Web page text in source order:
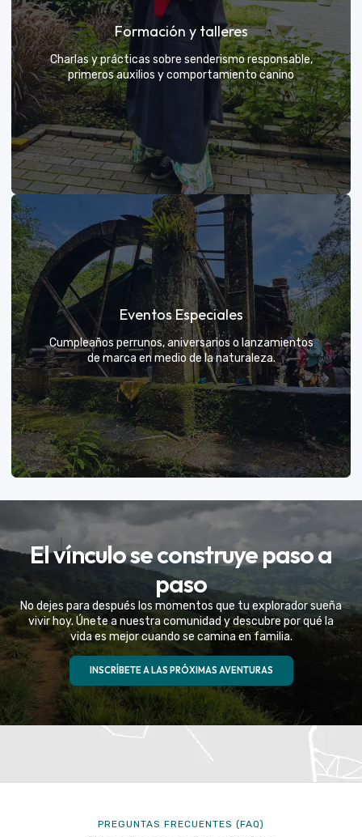
Tú eliges el parche y nosotros nos encargamos de
una aventura exclusiva
Formación y talleres
Charlas y prácticas sobre senderismo responsable,
primeros auxilios y comportamiento canino
Formación y talleres
Aprende de expertos a ser el mejor guía para tu
propio explorador
VER MÁS
Eventos Especiales
Cumpleaños perrunos, aniversarios o lanzamientos
de marca en medio de la naturaleza.
Eventos Especiales
Celebramos la vida de tu mejor amigo con una
experiencia fuera de serie
VER MÁS
El vínculo se construye paso a
paso
No dejes para después los momentos que tu explorador sueña
vivir hoy. Únete a nuestra comunidad y descubre por qué la
vida es mejor cuando se camina en familia.
INSCRÍBETE A LAS PRÓXIMAS AVENTURAS
PREGUNTAS FRECUENTES (FAQ)